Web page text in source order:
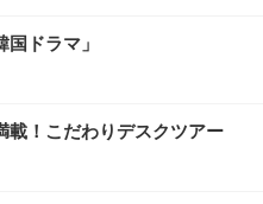
ドラマ」
載！こだわりデスクツアー